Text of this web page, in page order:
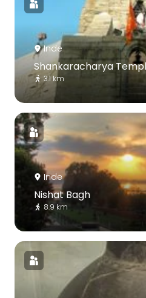
Inde
Shankaracharya
3.1 km
Inde
Nishat Bagh
8.9 km